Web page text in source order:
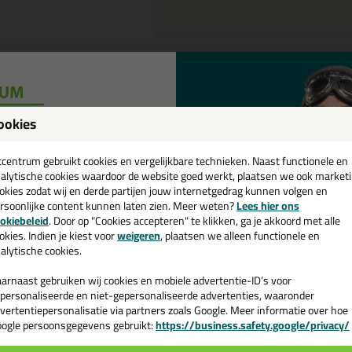
plastic in 1,5 inch
de Radiatorkwast-plastic in 1,5 inch = 40 mm breed vandaag nog!
je meer weten over de toepassing en kenmerken van dit product?
gebruikt cookies en vergelijkbare technieken. Naast functionele en
cookies waardoor de website goed werkt, plaatsen we ook
zodat wij en derde partijen jouw internetgedrag kunnen volgen en
content kunnen laten zien. Meer weten?Lees hier ons
. Door op "Cookies accepteren" te klikken, ga je akkoord met alle
Indien je kiest voorweigeren, plaatsen we alleen functionele en
cookies.
gebruiken wij cookies en mobiele advertentie-ID’s voor
en niet-gepersonaliseerde advertenties, waaronder
via partners zoals Google. Meer informatie over hoe
persoonsgegevens gebruikt:https://business.safety.google/privacy/
💚
en ontvang een
€35,-bij je eerste bestelling!
de actiecode ›